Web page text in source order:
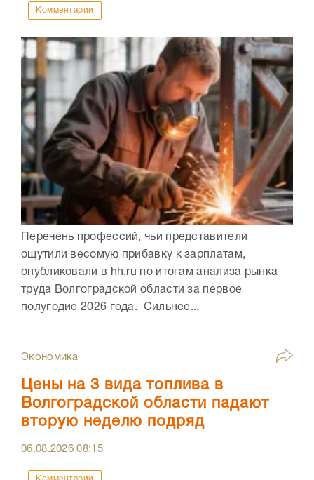
Комментарии
Перечень профессий, чьи представители
ощутили весомую прибавку к зарплатам,
опубликовали в hh.ru по итогам анализа рынка
труда Волгоградской области за первое
полугодие 2026 года. Сильнее...
Экономика
Цены на 3 вида топлива в
Волгоградской области падают
вторую неделю подряд
06.08.202608:15